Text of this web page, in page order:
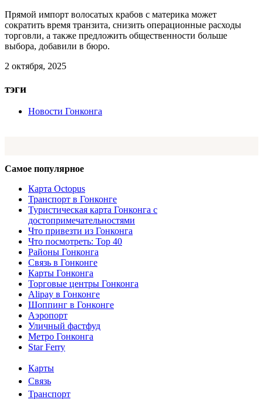
Прямой импорт волосатых крабов с материка может
сократить время транзита, снизить операционные расходы
торговли, а также предложить общественности больше
выбора, добавили в бюро.
2 октября, 2025
тэги
Новости Гонконга
Самое популярное
Карта Octopus
Транспорт в Гонконге
Туристическая карта Гонконга с
достопримечательностями
Что привезти из Гонконга
Что посмотреть: Top 40
Районы Гонконга
Связь в Гонконге
Карты Гонконга
Торговые центры Гонконга
Alipay в Гонконге
Шоппинг в Гонконге
Аэропорт
Уличный фастфуд
Метро Гонконга
Star Ferry
Информация
Карты
Связь
Транспорт